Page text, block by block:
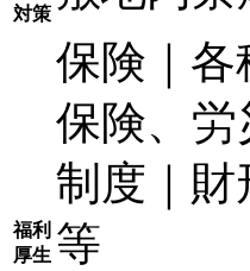
対策
福利
厚生
保険｜
保険、労
制度｜
等